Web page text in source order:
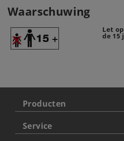
Waarschuwing
Let
de 15
Producten
Service